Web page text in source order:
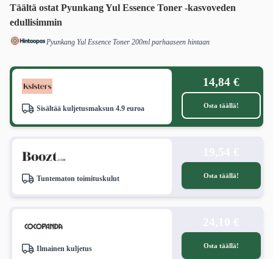
Täältä ostat Pyunkang Yul Essence Toner -kasvoveden
edullisimmin
Pyunkang Yul Essence Toner 200ml parhaaseen hintaan
Sisältää kuljetusmaksun 4.9 euroa
14,84 €
Osta täällä!
Tuntematon toimituskulut Osta täällä!
Ilmainen kuljetus Osta täällä!